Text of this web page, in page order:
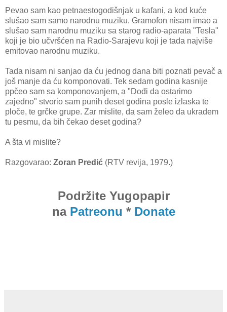
Pevao sam kao petnaestogodišnjak u kafani, a kod kuće
slušao sam samo narodnu muziku. Gramofon nisam imao a
slušao sam narodnu muziku sa starog radio-aparata "Tesla"
koji je bio učvršćen na Radio-Sarajevu koji je tada najviše
emitovao narodnu muziku.
Tada nisam ni sanjao da ću jednog dana biti poznati pevač a
još manje da ću komponovati. Tek sedam godina kasnije
ppčeo sam sa komponovanjem, a "Dođi da ostarimo
zajedno" stvorio sam punih deset godina posle izlaska te
ploče, te grčke grupe. Zar mislite, da sam želeo da ukradem
tu pesmu, da bih čekao deset godina?
A šta vi mislite?
Razgovarao: Zoran Predić (RTV revija, 1979.)
Podržite Yugopapir
na Patreonu * Donate